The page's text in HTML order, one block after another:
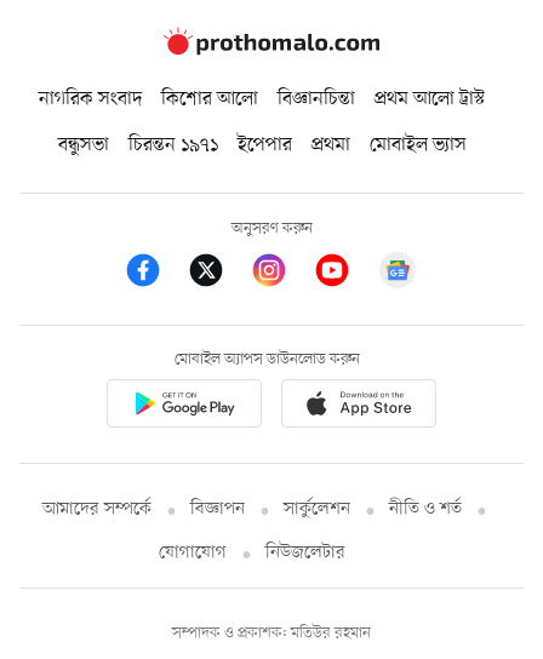
নাগরিক সংবাদ কিশোর আলো বিজ্ঞানচিন্তা
প্রথম আলো ট্রাস্ট
বন্ধুসভা
চিরন্তন ১৯৭১ ইপেপার প্রথমা মোবাইল ভ্যাস
অনুসরণ করুন
মোবাইল অ্যাপস ডাউনলোড করুন
আমাদের সম্পর্কে বিজ্ঞাপন সার্কুলেশন
নীতি ও শর্ত
যোগাযোগ
নিউজলেটার
সম্পাদক ও প্রকাশক: মতিউর রহমান